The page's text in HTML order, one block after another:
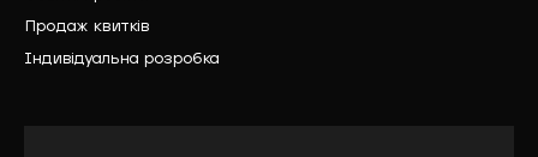
Продаж квитків
Індивідуальна розробка